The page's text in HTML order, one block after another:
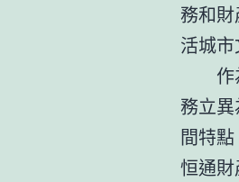
務和
活城
務立
間特
恒通